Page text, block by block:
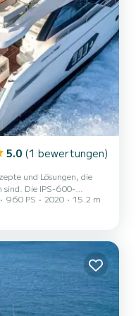
5.0 (1 bewertungen)
und Lösungen, die
600-
Verbrauch, geräuschlose
Der Schlafbereich
Gäste. Darüber hinaus
960 PS 2020 15.2 m